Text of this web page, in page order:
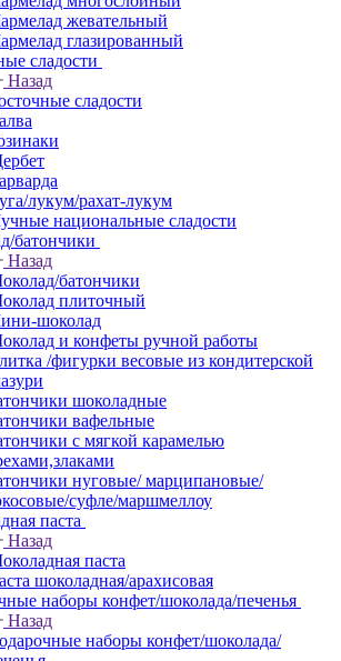
жевательный
глазированный
сладости
Назад
сладости
лукум/рахат-лукум
национальные сладости
батончики
Назад
батончики
плиточный
шоколад
и конфеты ручной работы
/фигурки весовые из кондитерской
шоколадные
вафельные
с мягкой карамелью
нуговые/ марципановые/
суфле/маршмеллоу
паста
Назад
паста
шоколадная/арахисовая
наборы конфет/шоколада/печенья
Назад
наборы конфет/шоколада/